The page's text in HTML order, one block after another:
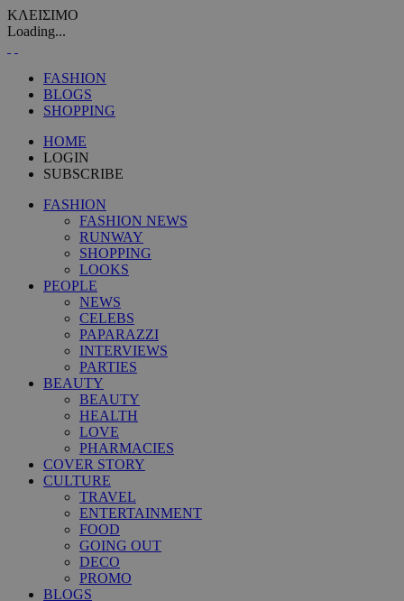
ΚΛΕΙΣΙΜΟ
Loading...
FASHION
BLOGS
SHOPPING
HOME
LOGIN
SUBSCRIBE
FASHION
FASHION NEWS
RUNWAY
SHOPPING
LOOKS
PEOPLE
NEWS
CELEBS
PAPARAZZI
INTERVIEWS
PARTIES
BEAUTY
BEAUTY
HEALTH
LOVE
PHARMACIES
COVER STORY
CULTURE
TRAVEL
ENTERTAINMENT
FOOD
GOING OUT
DECO
PROMO
BLOGS